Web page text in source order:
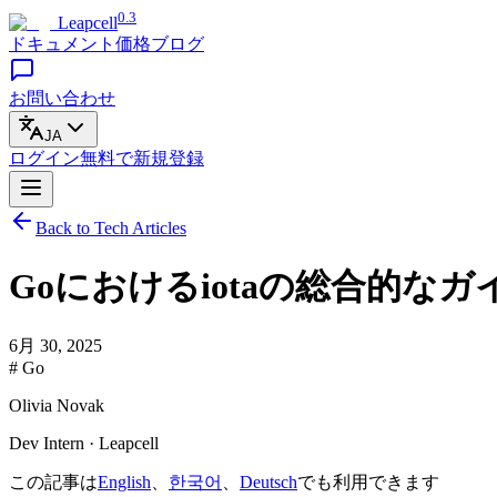
Leapcell0.3
ドキュメント 価格ブログ
お問い合わせ
JA
ログイン無料で新規登録
Back to Tech Articles
Goにおけるiotaの総合的なガ
6月 30, 2025
# Go
Olivia Novak
Dev Intern · Leapcell
この記事はEnglish 한국어 Deutschでも利用できます